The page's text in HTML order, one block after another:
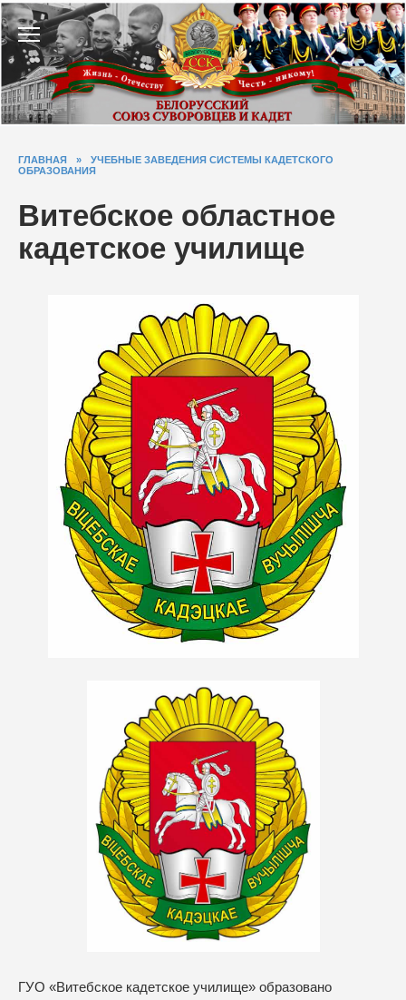
Перейти
к
содержанию
ГЛАВНАЯ »
УЧЕБНЫЕ ЗАВЕДЕНИЯ СИСТЕМЫ КАДЕТСКОГО
ОБРАЗОВАНИЯ
Витебское областное
кадетское училище
ГУО «Витебское кадетское училище» образовано